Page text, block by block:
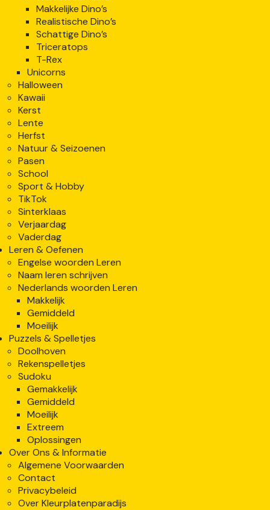
Makkelijke Dino’s
Realistische Dino’s
Schattige Dino’s
Triceratops
T-Rex
Unicorns
Halloween
Kawaii
Kerst
Lente
Herfst
Natuur & Seizoenen
Pasen
School
Sport & Hobby
TikTok
Sinterklaas
Verjaardag
Vaderdag
Leren & Oefenen
Engelse woorden Leren
Naam leren schrijven
Nederlands woorden Leren
Makkelijk
Gemiddeld
Moeilijk
Puzzels & Spelletjes
Doolhoven
Rekenspelletjes
Sudoku
Gemakkelijk
Gemiddeld
Moeilijk
Extreem
Oplossingen
Over Ons & Informatie
Algemene Voorwaarden
Contact
Privacybeleid
Over Kleurplatenparadijs